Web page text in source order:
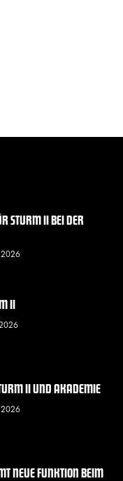
STURM II BEI DER
II
II UND AKADEMIE
NEUE FUNKTION BEIM